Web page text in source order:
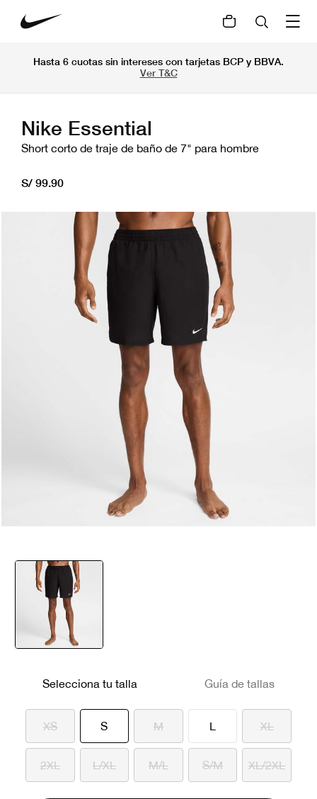
Hasta 6 cuotas sin intereses con tarjetas BCP y BBVA.
Ver T&C
Nike Essential
Short corto de traje de baño de 7" para hombre
S/ 99.90
Selecciona tu talla Guía de tallas
XS Sseleccionado
M L XL
2XL L/XL M/L S/M XL/2XL